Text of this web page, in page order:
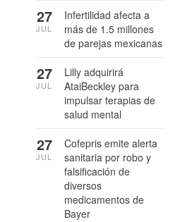
Infertilidad afecta a
más de 1.5 millones
de parejas mexicanas
27
JUL
Lilly adquirirá
AtaiBeckley para
impulsar terapias de
salud mental
27
JUL
Cofepris emite alerta
sanitaria por robo y
falsificación de
diversos
medicamentos de
Bayer
27
JUL